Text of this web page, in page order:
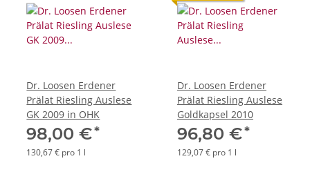
Dr. Loosen Erdener
Prälat Riesling Auslese
GK 2009 in OHK
98,00 €*
130,67 € pro 1 l
Dr. Loosen Erdener
Prälat Riesling Auslese
Goldkapsel 2010
96,80 €*
129,07 € pro 1 l